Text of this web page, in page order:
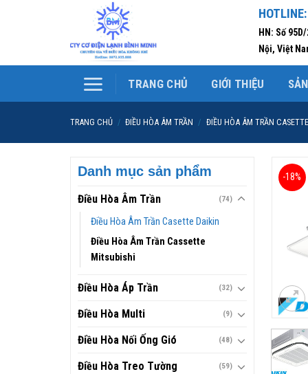
HN: Số
Nội, Việt
TRANG CHỦ GIỚI THIỆU
TRANG CHỦ / ĐIỀU HÒA ÂM TRẦN / ĐIỀU HÒA ÂM TRẦN
-18%
Danh mục sản phẩm
Điều Hòa Âm Trần (74)
Điều Hòa Âm Trần Casette Daikin
Điều Hòa Âm Trần Cassette
Mitsubishi
Điều Hòa Áp Trần (32)
Điều Hòa Multi (9)
Điều Hòa Nối Ống Gió (48)
Điều Hòa Treo Tường (59)